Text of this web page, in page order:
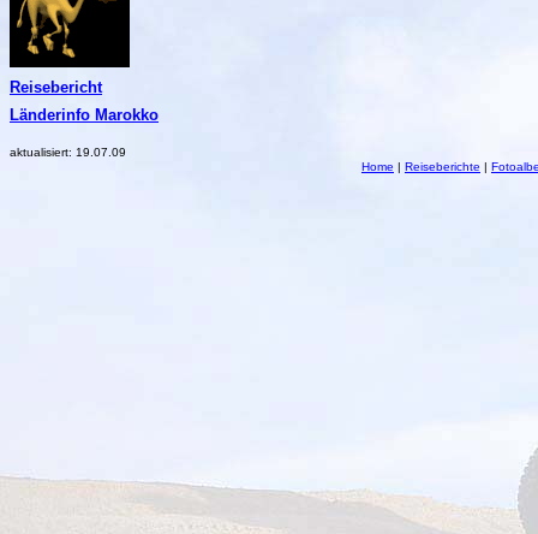
Reisebericht
Länderinfo Marokko
aktualisiert: 19.07.09
Home | Reiseberichte |